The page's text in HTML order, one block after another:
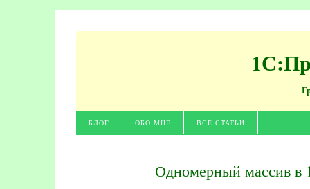
БЛОГ ОБО МНЕ ВСЕ СТАТЬИ
Одномерный массив в